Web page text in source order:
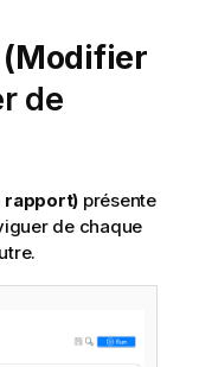
de
rapport) présente
de chaque